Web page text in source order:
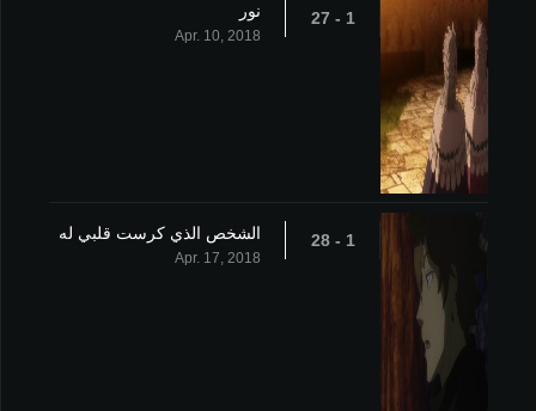
1 - 27 نور
Apr. 10, 2018
1 - 28 الشخص الذي كرست قلبي له
Apr. 17, 2018